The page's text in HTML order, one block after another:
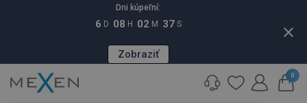
Dni kúpeľní:
6 D 08 H 02 M 36 S
Zobraziť
close
0